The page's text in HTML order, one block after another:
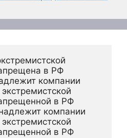
в РФ
компании
в РФ
компании
в РФ